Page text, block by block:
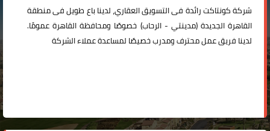
شركةكونتاكترائدة فى التسويق العقاري، لدينا باع طويل فى منطقة
القاهرة الجديدة (مدينتي -الرحاب) خصوصًا ومحافظة القاهرة عمومًا.
لدينا فريق عمل محترف ومدرب خصيصًا لمساعدة عملاء الشركة